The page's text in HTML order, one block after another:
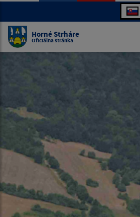
Horné Strháre
Oficiálna stránka